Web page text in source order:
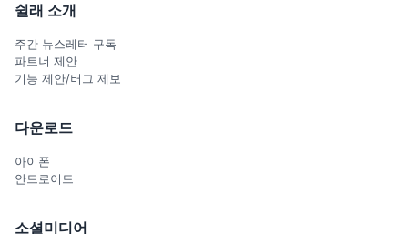
쉴래 소개
주간 뉴스레터 구독
파트너 제안
기능 제안/버그 제보
다운로드
아이폰
안드로이드
소셜미디어